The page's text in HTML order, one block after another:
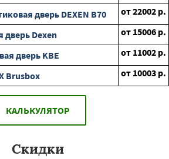
дверь DEXEN B70
от22002 р.
дверь Dexen
от 15006 р.
дверь KBE
от 11002 р.
Brusbox
от 10003 р.
КАЛЬКУЛЯТОР
Скидки